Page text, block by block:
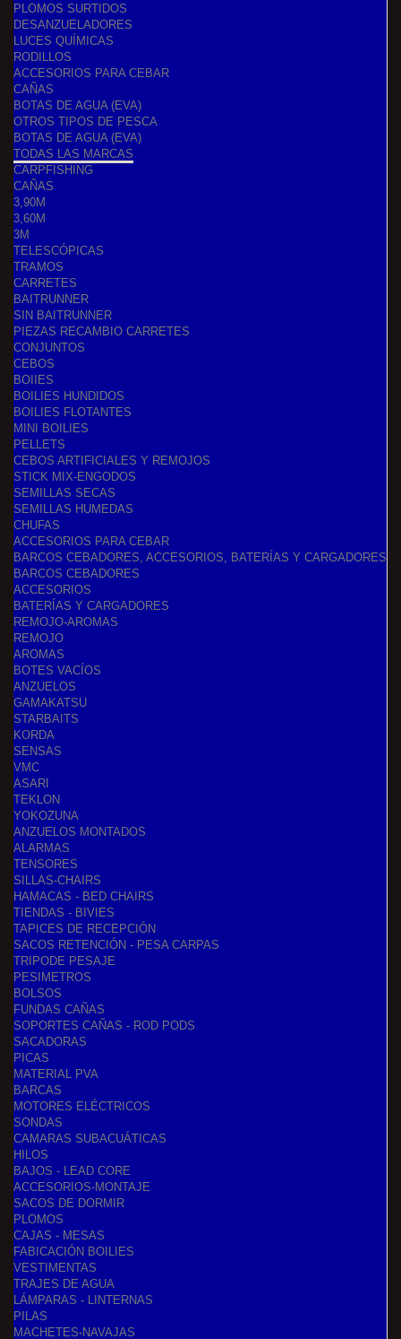
PLOMOS SURTIDOS
DESANZUELADORES
LUCES QUÍMICAS
RODILLOS
ACCESORIOS PARA CEBAR
CAÑAS
BOTAS DE AGUA (EVA)
OTROS TIPOS DE PESCA
BOTAS DE AGUA (EVA)
TODAS LAS MARCAS
CARPFISHING
CAÑAS
3,90M
3,60M
3M
TELESCÓPICAS
TRAMOS
CARRETES
BAITRUNNER
SIN BAITRUNNER
PIEZAS RECAMBIO CARRETES
CONJUNTOS
CEBOS
BOIIES
BOILIES HUNDIDOS
BOILIES FLOTANTES
MINI BOILIES
PELLETS
CEBOS ARTIFICIALES Y REMOJOS
STICK MIX-ENGODOS
SEMILLAS SECAS
SEMILLAS HUMEDAS
CHUFAS
ACCESORIOS PARA CEBAR
BARCOS CEBADORES, ACCESORIOS, BATERÍAS Y CARGADORES
BARCOS CEBADORES
ACCESORIOS
BATERÍAS Y CARGADORES
REMOJO-AROMAS
REMOJO
AROMAS
BOTES VACÍOS
ANZUELOS
GAMAKATSU
STARBAITS
KORDA
SENSAS
VMC
ASARI
TEKLON
YOKOZUNA
ANZUELOS MONTADOS
ALARMAS
TENSORES
SILLAS-CHAIRS
HAMACAS - BED CHAIRS
TIENDAS - BIVIES
TAPICES DE RECEPCIÓN
SACOS RETENCIÓN - PESA CARPAS
TRIPODE PESAJE
PESIMETROS
BOLSOS
FUNDAS CAÑAS
SOPORTES CAÑAS - ROD PODS
SACADORAS
PICAS
MATERIAL PVA
BARCAS
MOTORES ELÉCTRICOS
SONDAS
CAMARAS SUBACUÁTICAS
HILOS
BAJOS - LEAD CORE
ACCESORIOS-MONTAJE
SACOS DE DORMIR
PLOMOS
CAJAS - MESAS
FABICACIÓN BOILIES
VESTIMENTAS
TRAJES DE AGUA
LÁMPARAS - LINTERNAS
PILAS
MACHETES-NAVAJAS